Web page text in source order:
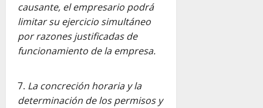
causante, el empresario podrá
limitar su ejercicio simultáneo
por razones justificadas de
funcionamiento de la empresa.
La concreción horaria y la
determinación de los permisos y